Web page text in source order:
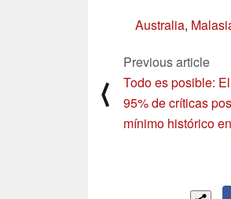
Australia,
⟨
Previous article
Todo es posible:
95% de críticas
mínimo histórico